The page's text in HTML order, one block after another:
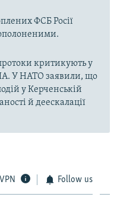
ФСБ Росії
критикують у
У НАТО заявили, що
у Керченській
й деескалації
Follow us